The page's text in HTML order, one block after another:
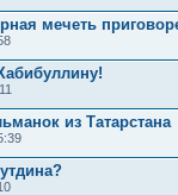
мечеть
из Татарстана